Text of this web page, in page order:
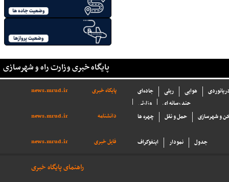
پایگاه خبری وزارت راه و شهرسازی
پایگاه خبری news.mrud.ir جاده‌ای ریلی هوایی
وزارتی
چند رسانه ای
دانشنامه
news.mrud.ir چهره ها حمل و نقل و شهرسازی
فایل خبری news.mrud.ir اینفوگراف نمودار جدول
راهنمای پایگاه خبری